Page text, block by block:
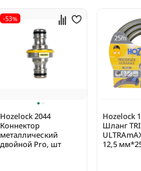
эксплуатации не
Конструкция шланга
от перегибов и заломов. Это
шланг, срок службы
лет. Шланг разработан
а производится во Франции.
-53%
Hozelock 2044
Коннектор
металлический
двойной Pro, шт
Hozelock
Шланг
12,5